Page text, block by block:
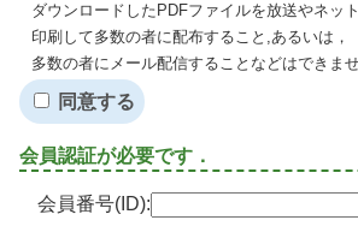
ダウンロードしたPDFファイルを放送やネッ
印刷して多数の者に配布すること,あるいは，
多数の者にメール配信することなどはできま
同意する
会員認証が必要です．
会員番号(ID):